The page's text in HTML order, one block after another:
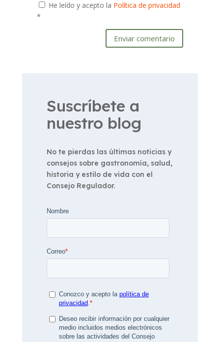
He leído y acepto la Política de privacidad
*
Enviar comentario
Suscríbete a
nuestro blog
No te pierdas las últimas noticias y
consejos sobre gastronomía, salud,
historia y estilo de vida con el
Consejo Regulador.